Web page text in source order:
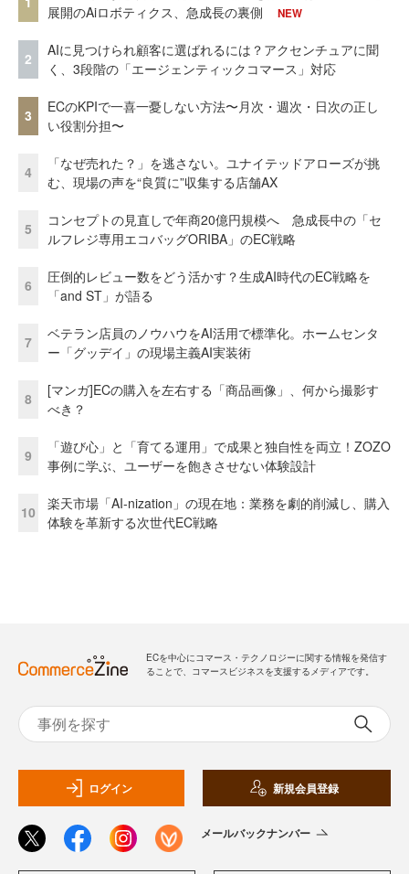
展開のAiロボティクス、急成長の裏側
NEW
2
AIに見つけられ顧客に選ばれるには？アクセンチュアに聞
く、3段階の「エージェンティックコマース」対応
3
ECのKPIで一喜一憂しない方法〜月次・週次・日次の正し
い役割分担〜
4
「なぜ売れた？」を逃さない。ユナイテッドアローズが挑
む、現場の声を“良質に”収集する店舗AX
5
コンセプトの見直しで年商20億円規模へ 急成長中の「セ
ルフレジ専用エコバッグORIBA」のEC戦略
6
圧倒的レビュー数をどう活かす？生成AI時代のEC戦略を
「and ST」が語る
7
ベテラン店員のノウハウをAI活用で標準化。ホームセンタ
ー「グッデイ」の現場主義AI実装術
8
[マンガ]ECの購入を左右する「商品画像」、何から撮影す
べき？
9
「遊び心」と「育てる運用」で成果と独自性を両立！ZOZO
事例に学ぶ、ユーザーを飽きさせない体験設計
10
楽天市場「AI-nization」の現在地：業務を劇的削減し、購入
体験を革新する次世代EC戦略
ECを中心にコマース・テクノロジーに関する情報を発信す
ることで、コマースビジネスを支援するメディアです。
ログイン 新規会員登録
メールバックナンバー